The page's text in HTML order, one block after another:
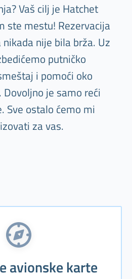
Vaš cilj je Hatchet
ste mestu! Rezervacija
nije bila brža. Uz
putničko
i pomoći oko
je samo reći
Sve ostalo ćemo mi
za vas.
avionske karte